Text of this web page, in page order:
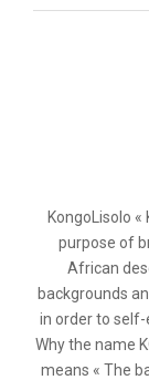
KongoLisolo
purpose of
African
backgrounds
in order to self-
Why the name
means « The